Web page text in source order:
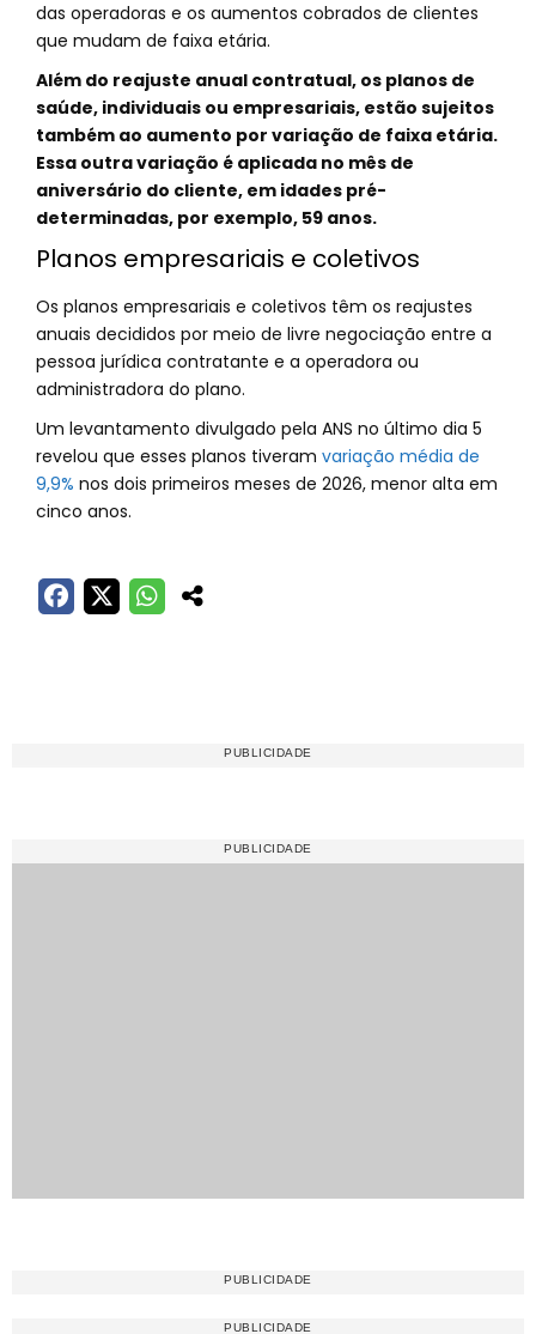
das operadoras e os aumentos cobrados de clientes
que mudam de faixa etária.
Além do reajuste anual contratual, os planos de
saúde, individuais ou empresariais, estão sujeitos
também ao aumento por variação de faixa etária.
Essa outra variação é aplicada no mês de
aniversário do cliente, em idades pré-
determinadas, por exemplo, 59 anos.
Planos empresariais e coletivos
Os planos empresariais e coletivos têm os reajustes
anuais decididos por meio de livre negociação entre a
pessoa jurídica contratante e a operadora ou
administradora do plano.
Um levantamento divulgado pela ANS no último dia 5
revelou que esses planos tiveram variação média de
9,9% nos dois primeiros meses de 2026, menor alta em
cinco anos.